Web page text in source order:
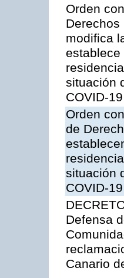
Orden
modifica
establece
situación
COVID-
Orden
de
situación
COVID-
Defensa
Canario